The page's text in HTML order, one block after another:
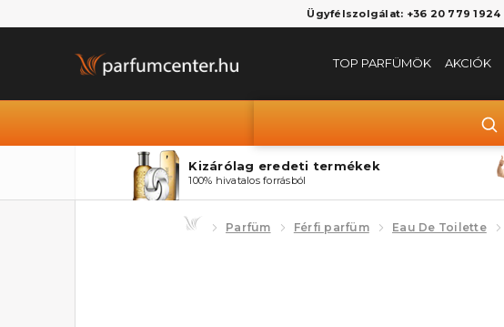
Ügyfélszolgálat: +36 20 779 1924
TOP PARFÜMÖK AKCIÓK
Kizárólag eredeti termékek
100% hivatalos forrásból
Parfüm Férfi parfüm Eau De Toilette